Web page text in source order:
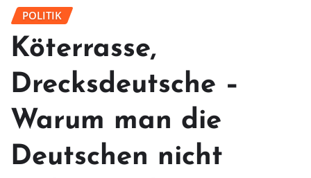
POLITIK
Köterrasse,
Drecksdeutsche –
Warum man die
Deutschen nicht